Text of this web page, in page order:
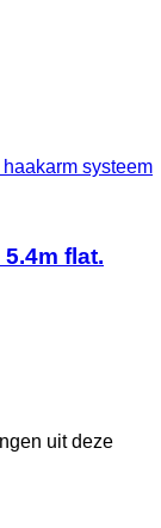
systeem
flat.
uit deze